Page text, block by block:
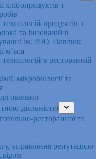
хлібопродуктів і
продуктів з
та інновацій в
ім. Р.Ю. Павлюк
м’яса
в ресторанній
мікробіології та
діяльністю
ресторанної та
управління репутацією